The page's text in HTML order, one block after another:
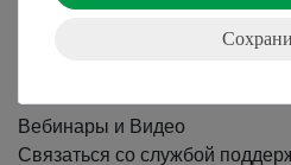
Каталоги
Вебинары и Видео
Связаться со службой